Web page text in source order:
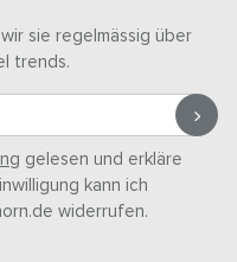
sie regelmässig über
trends.
gelesen und erkläre
kann ich
widerrufen.